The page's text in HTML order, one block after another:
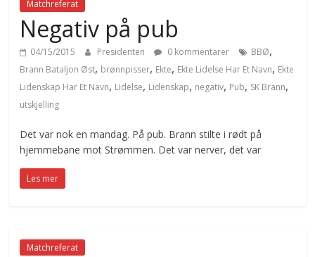
Matchreferat
Negativ på pub
04/15/2015 Presidenten 0 kommentarer BBØ,
Brann Bataljon Øst, brønnpisser, Ekte, Ekte Lidelse Har Et Navn, Ekte
Lidenskap Har Et Navn, Lidelse, Lidenskap, negativ, Pub, SK Brann,
utskjelling
Det var nok en mandag. På pub. Brann stilte i rødt på
hjemmebane mot Strømmen. Det var nerver, det var
Les mer
Matchreferat